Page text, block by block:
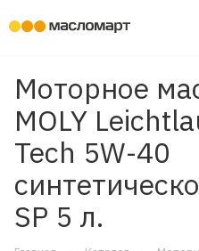
Моторное
MOLY
Tech 5W-40
SP 5 л.